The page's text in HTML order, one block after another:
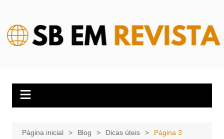
conteúdo
Página inicial Blog Dicas úteis Página 3